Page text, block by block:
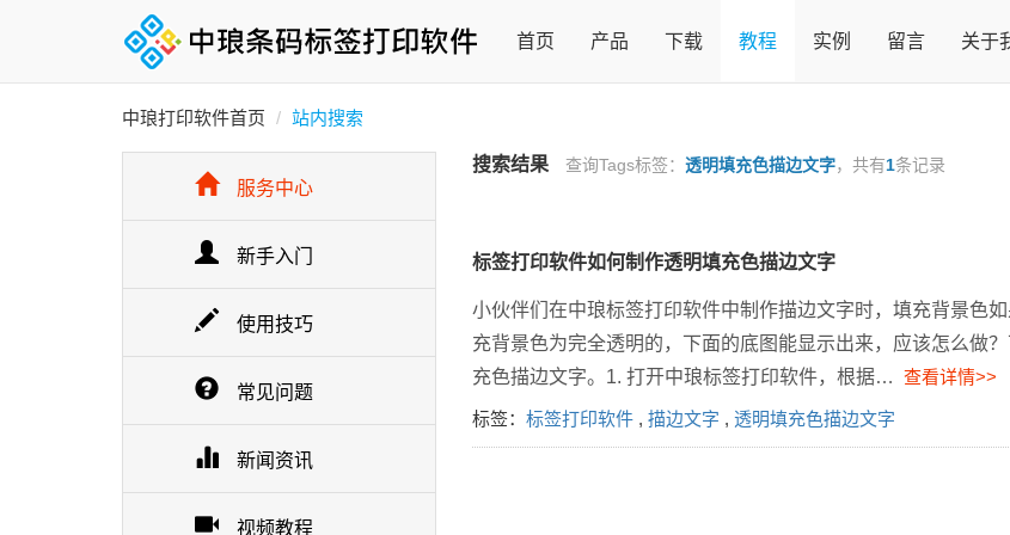
首页 产品 下载 教程 实例 留言 关于
中琅打印软件首页 站内搜索
服务中心
新手入门
使用技巧
常见问题
新闻资讯
视频教程
搜索结果 查询Tags标签： 透明填充色描边文字，共有1条记录
标签打印软件如何制作透明填充色描边文字
小伙伴们在中琅标签打印软件中制作描边文字时，填充背景色
充背景色为完全透明的，下面的底图能显示出来，应该怎么做
充色描边文字。1. 打开中琅标签打印软件，根据… 查看详情>>
标签： 标签打印软件, 描边文字 , 透明填充色描边文字